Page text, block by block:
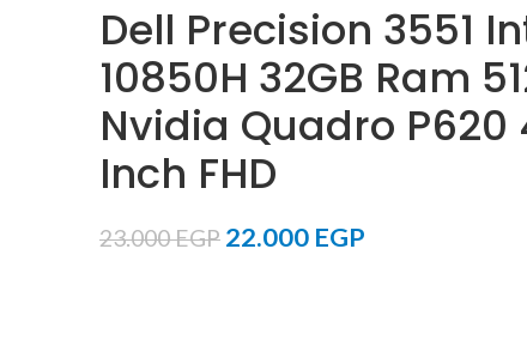
Dell Precision 3551
10850H 32GB Ram
Nvidia Quadro P620
Inch FHD
23.000EGP 22.000 EGP